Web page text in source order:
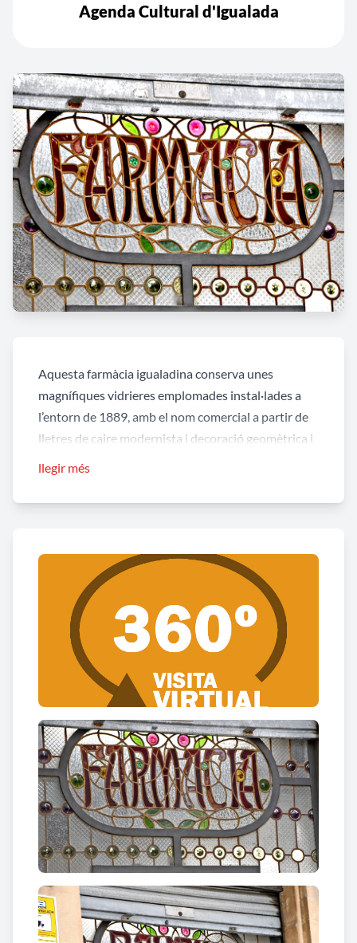
Agenda Cultural d'Igualada
Aquesta farmàcia igualadina conserva unes
magnífiques vidrieres emplomades instal·lades a
l’entorn de 1889, amb el nom comercial a partir de
lletres de caire modernista i decoració geomètrica i
regentada per la família Bausili des del 1748. Es
llegir més